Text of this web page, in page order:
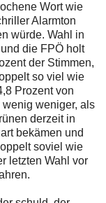
Wort wie
Alarmton
würde. Wahl in
die FPÖ holt
der Stimmen,
so viel wie
Prozent von
wenig weniger, als
derzeit in
bekämen und
soviel wie
letzten Wahl vor